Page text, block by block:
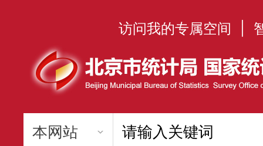
访问我的专属空间